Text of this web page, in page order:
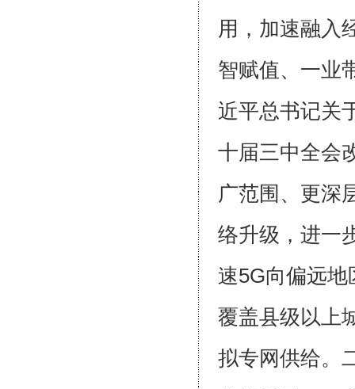
用，加速融入
智赋值、一业
近平总书记关
十届三中全会
广范围、更深
络升级，进一
速5G向偏远
覆盖县级以上
拟专网供给。